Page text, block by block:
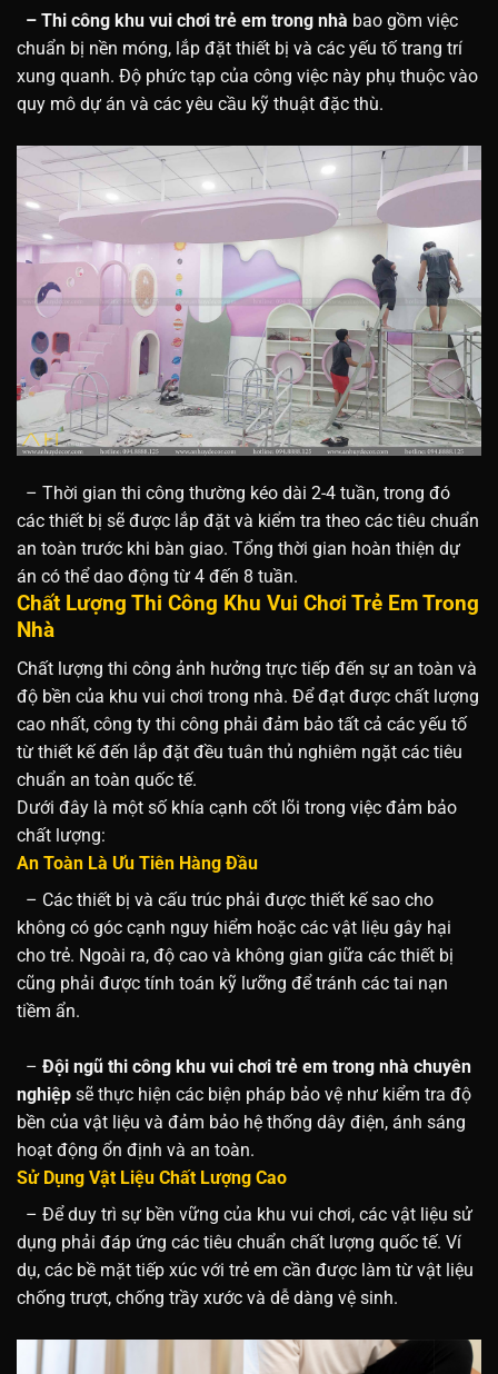
– Thi công khu vui chơi trẻ em trong nhà bao gồm việc
chuẩn bị nền móng, lắp đặt thiết bị và các yếu tố trang trí
xung quanh. Độ phức tạp của công việc này phụ thuộc vào
quy mô dự án và các yêu cầu kỹ thuật đặc thù.
– Thời gian thi công thường kéo dài 2-4 tuần, trong đó
các thiết bị sẽ được lắp đặt và kiểm tra theo các tiêu chuẩn
an toàn trước khi bàn giao. Tổng thời gian hoàn thiện dự
án có thể dao động từ 4 đến 8 tuần.
Chất Lượng Thi Công Khu Vui Chơi Trẻ Em Trong
Nhà
Chất lượng thi công ảnh hưởng trực tiếp đến sự an toàn và
độ bền của khu vui chơi trong nhà. Để đạt được chất lượng
cao nhất, công ty thi công phải đảm bảo tất cả các yếu tố
từ thiết kế đến lắp đặt đều tuân thủ nghiêm ngặt các tiêu
chuẩn an toàn quốc tế.
Dưới đây là một số khía cạnh cốt lõi trong việc đảm bảo
chất lượng:
An Toàn Là Ưu Tiên Hàng Đầu
– Các thiết bị và cấu trúc phải được thiết kế sao cho
không có góc cạnh nguy hiểm hoặc các vật liệu gây hại
cho trẻ. Ngoài ra, độ cao và không gian giữa các thiết bị
cũng phải được tính toán kỹ lưỡng để tránh các tai nạn
tiềm ẩn.
– Đội ngũ thi công khu vui chơi trẻ em trong nhà chuyên
nghiệp sẽ thực hiện các biện pháp bảo vệ như kiểm tra độ
bền của vật liệu và đảm bảo hệ thống dây điện, ánh sáng
hoạt động ổn định và an toàn.
Sử Dụng Vật Liệu Chất Lượng Cao
– Để duy trì sự bền vững của khu vui chơi, các vật liệu sử
dụng phải đáp ứng các tiêu chuẩn chất lượng quốc tế. Ví
dụ, các bề mặt tiếp xúc với trẻ em cần được làm từ vật liệu
chống trượt, chống trầy xước và dễ dàng vệ sinh.